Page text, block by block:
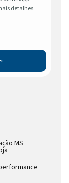
detalhes.
MS